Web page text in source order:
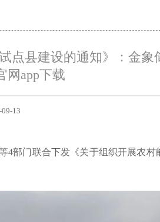
点县建设的通知》：金象
网app下载
09-13
4部门联合下发《关于组织开展农村